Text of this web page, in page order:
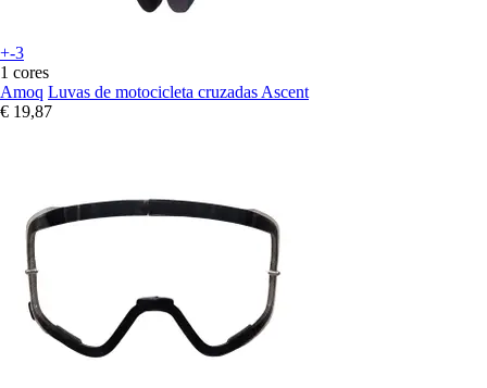
+-3
1 cores
Amoq Luvas de motocicleta cruzadas Ascent
€ 19,87